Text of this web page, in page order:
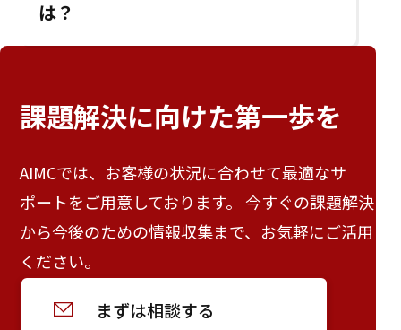
は？
課題解決に向けた第一歩を
AIMCでは、お客様の状況に合わせて最適なサ
ポートをご用意しております。 今すぐの課題解決
から今後のための情報収集まで、お気軽にご活用
ください。
まずは相談する